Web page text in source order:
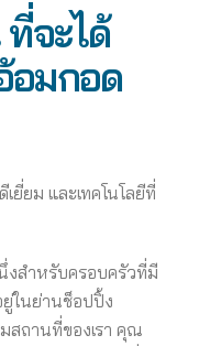
ที่จะได้
อมกอด
ยี่ยม และเทคโนโลยีที่
งสำหรับครอบครัวที่มี
ยู่ในย่านช็อปปิ้ง
มสถานที่ของเรา คุณ